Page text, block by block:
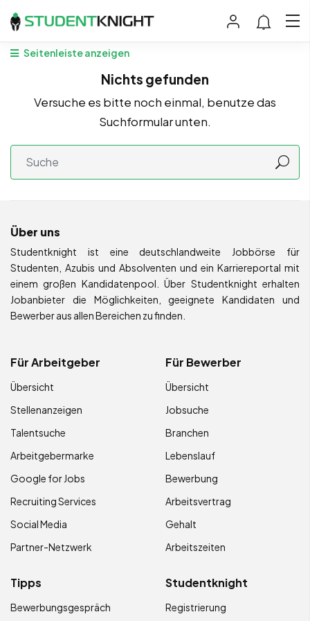
Seitenleiste anzeigen
Nichts gefunden
Versuche es bitte noch einmal, benutze das
Suchformular unten.
Über uns
Studentknight ist eine deutschlandweite Jobbörse für
Studenten, Azubis und Absolventen und ein Karriereportal mit
einem großen Kandidatenpool. Über Studentknight erhalten
Jobanbieter die Möglichkeiten, geeignete Kandidaten und
Bewerber aus allen Bereichen zu finden.
Für Arbeitgeber
Übersicht
Stellenanzeigen
Talentsuche
Arbeitgebermarke
Google for Jobs
Recruiting Services
Social Media
Partner-Netzwerk
Für Bewerber
Übersicht
Jobsuche
Branchen
Lebenslauf
Bewerbung
Arbeitsvertrag
Gehalt
Arbeitszeiten
Tipps
Bewerbungsgespräch
Studentknight
Registrierung